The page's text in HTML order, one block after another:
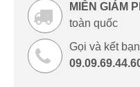
MIỄN GIẢM
toàn quốc
Gọi và kết